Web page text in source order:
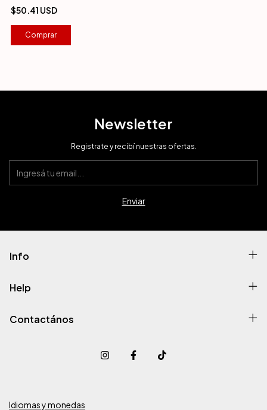
$50.41 USD
Newsletter
Registrate y recibí nuestras ofertas.
Info
Help
Contactános
Idiomas y monedas